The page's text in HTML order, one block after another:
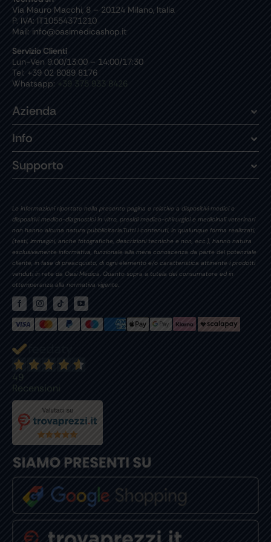
Via Mauro Macchi, 8 – 20124 Milano, Italia
P. IVA: IT10554371210
Mail: info@oasimedicashop.it
Servizio Clienti
Lun-Ven 9:00/13:00 – 14:00/17:30
Tel: +39 02 8089 8176
Whatsapp: +39 375 933 8426
Azienda
Info
Supporto
Le informazioni riportate nella presente pagina e relative a dispositivi medici e
dispositivi medico-diagnostici in vitro, presidi medico-chirurgici e medicinali veterinari
non hanno alcuna natura pubblicitaria.Tutti i contenuti, in qualunque forma realizzati,
(testi, immagini, anche fotografiche, descrizioni tecniche e non, ecc.), hanno natura
esclusivamente informativa, funzionale alla mera conoscenza da parte del potenziale
cliente, in fase di preacquisto, di ogni elemento e/o caratteristica attinente i prodotti
venduti in rete da Oasi Medica. Quanto sopra a tutela del consumatore ed in
ottemperanza alla normativa vigente.
49
Recensioni